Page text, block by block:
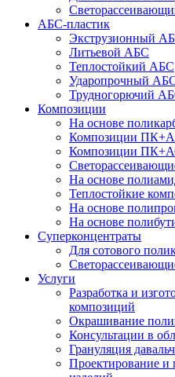
АБС-пластик
Экструзионный
Литьевой АБС
Теплостойкий АБС
Ударопрочный
Трудногорючий
Композиции
На основе
Композиции
Композиции
На основе
Теплостойкие
На основе
На основе
Суперконцентраты
Для сотового
Услуги
Разработка и
композиций
Окрашивание
Консультации в
Грануляция
Проектирование